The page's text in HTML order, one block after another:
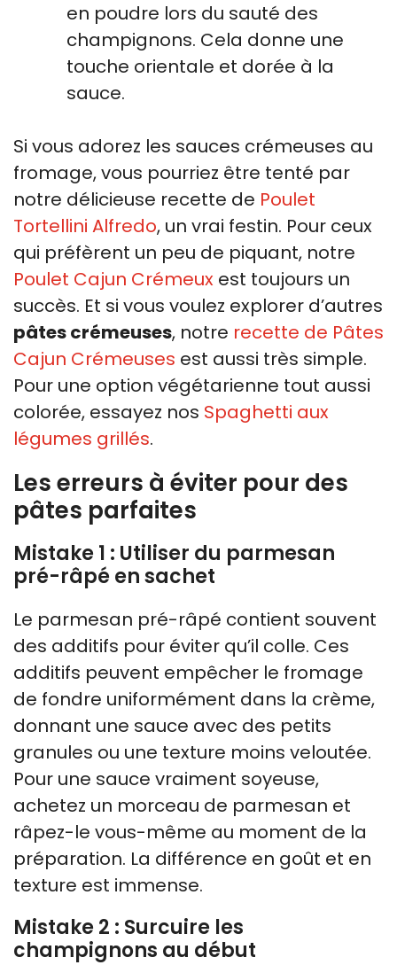
en poudre lors du sauté des
champignons. Cela donne une
touche orientale et dorée à la
sauce.
Si vous adorez les sauces crémeuses au
fromage, vous pourriez être tenté par
notre délicieuse recette de Poulet
Tortellini Alfredo, un vrai festin. Pour ceux
qui préfèrent un peu de piquant, notre
Poulet Cajun Crémeux est toujours un
succès. Et si vous voulez explorer d’autres
pâtes crémeuses, notre recette de Pâtes
Cajun Crémeuses est aussi très simple.
Pour une option végétarienne tout aussi
colorée, essayez nos Spaghetti aux
légumes grillés.
Les erreurs à éviter pour des
pâtes parfaites
Mistake 1 : Utiliser du parmesan
pré-râpé en sachet
Le parmesan pré-râpé contient souvent
des additifs pour éviter qu’il colle. Ces
additifs peuvent empêcher le fromage
de fondre uniformément dans la crème,
donnant une sauce avec des petits
granules ou une texture moins veloutée.
Pour une sauce vraiment soyeuse,
achetez un morceau de parmesan et
râpez-le vous-même au moment de la
préparation. La différence en goût et en
texture est immense.
Mistake 2 : Surcuire les
champignons au début